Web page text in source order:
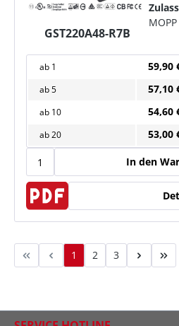
GST220A48-R7B
MOPP
ab 1 59,90
ab5 57,10
ab 10 54,60
ab20 53,00
In den
1 2 3